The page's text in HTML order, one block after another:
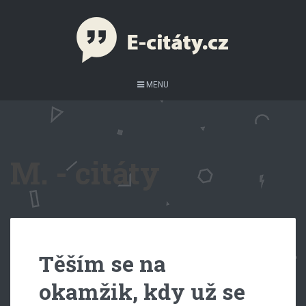
MENU
M. - citáty
Těším se na
okamžik, kdy už se